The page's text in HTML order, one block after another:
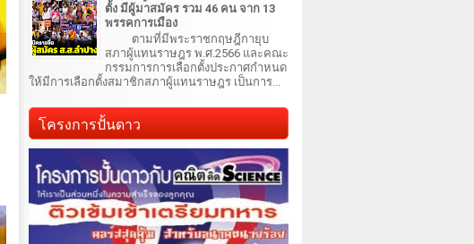
ตั้ง มีผู้มาสมัคร รวม 46 คน จาก 13
พรรคการเมือง
ตามที่มีพระราชกฤษฎีกายุบ
สภาผู้แทนราษฎร พ.ศ.2566 และคณะ
กรรมการการเลือกตั้งประกาศกำหนด
ให้มีการเลือกตั้งสมาชิกสภาผู้แทนราษฎร เป็นการ...
โครงการปั้นดาว